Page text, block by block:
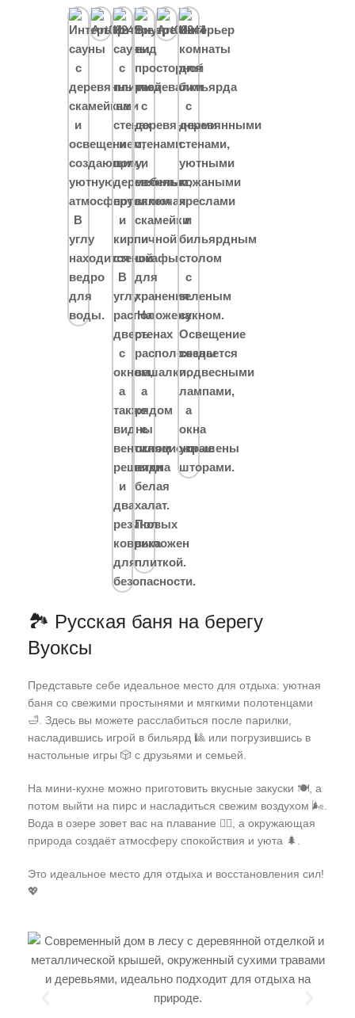
🏞️ Русская баня на берегу
Вуоксы
Представьте себе идеальное место для отдыха: уютная
баня со свежими простынями и мягкими полотенцами
🛁. Здесь вы можете расслабиться после парилки,
насладившись игрой в бильярд 🎱 или погрузившись в
настольные игры 🎲 с друзьями и семьей.
На мини-кухне можно приготовить вкусные закуски 🍽️, а
потом выйти на пирс и насладиться свежим воздухом 🌬️.
Вода в озере зовет вас на плавание 🏊‍♂️, а окружающая
природа создаёт атмосферу спокойствия и уюта 🌲.
Это идеальное место для отдыха и восстановления сил!
💖